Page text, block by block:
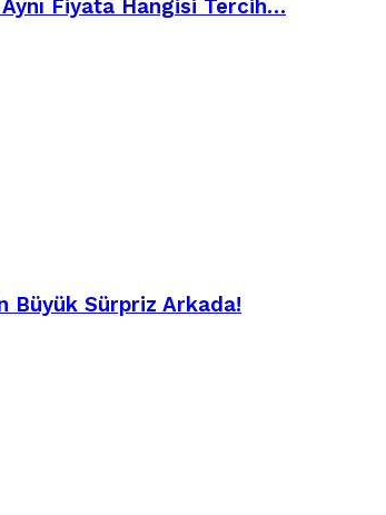
Fiyata Hangisi Tercih…
Büyük Sürpriz Arkada!